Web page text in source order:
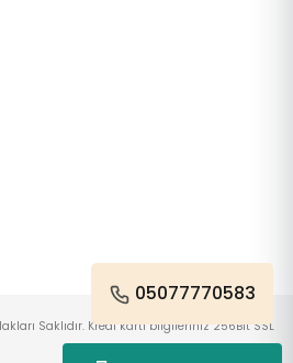
05077770583
Saklıdır. Kredi kartı bilgileriniz 256Bit SSL